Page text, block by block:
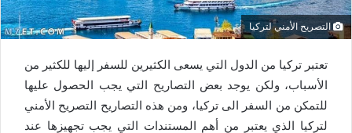
التصريح الأمني لتركيا
تعتبر تركيا من الدول التي يسعى الكثيرين للسفر إليها للكثير من
الأسباب، ولكن يوجد بعض التصاريح التي يجب الحصول عليها
للتمكن من السفر الى تركيا، ومن هذه التصاريح التصريح الأمني
لتركيا الذي يعتبر من أهم المستندات التي يجب تجهيزها عند